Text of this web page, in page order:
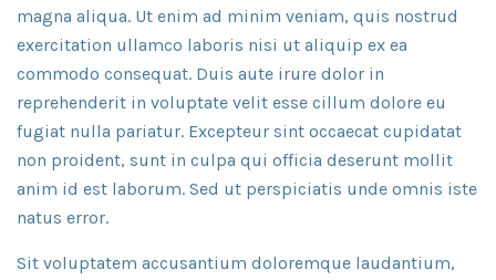
magna aliqua. Ut enim ad minim veniam, quis nostrud
exercitation ullamco laboris nisi ut aliquip ex ea
commodo consequat. Duis aute irure dolor in
reprehenderit in voluptate velit esse cillum dolore eu
fugiat nulla pariatur. Excepteur sint occaecat cupidatat
non proident, sunt in culpa qui officia deserunt mollit
anim id est laborum. Sed ut perspiciatis unde omnis iste
natus error.
Sit voluptatem accusantium doloremque laudantium,